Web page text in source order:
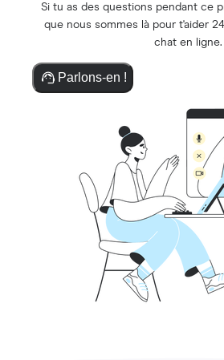
Si tu as des questions pendant ce
que nous sommes là pour t'aider
chat en ligne.
Parlons-en !